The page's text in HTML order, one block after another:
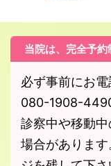
当院は、完全予約
必ず事前にお
080-1908-
診察中や移動
場合がありま